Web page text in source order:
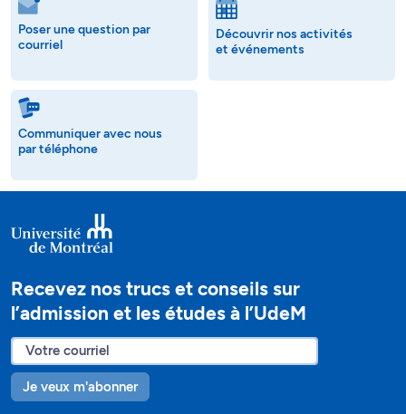
Poser une question par
courriel
Découvrir nos activités
et événements
Communiquer avec nous
par téléphone
Recevez nos trucs et conseils sur
l’admission et les études à l’UdeM
Je veux m'abonner